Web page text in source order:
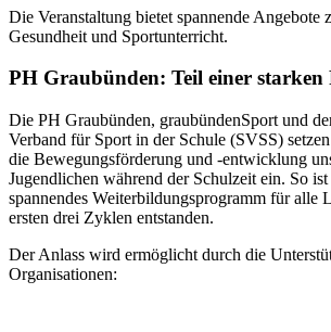
Die Veranstaltung bietet spannende Angebote
Gesundheit und Sportunterricht.
PH Graubünden: Teil einer starken
Die PH Graubünden, graubündenSport und
Verband für Sport in der Schule (SVSS)
die Bewegungsförderung und -entwicklung
Jugendlichen während der Schulzeit ein. So
spannendes Weiterbildungsprogramm für alle
ersten drei Zyklen entstanden.
Der Anlass wird ermöglicht durch die
Organisationen: